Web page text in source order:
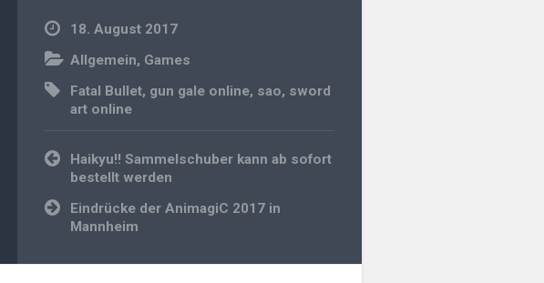
18. August 2017
Allgemein, Games
Fatal Bullet, gun gale online, sao, sword
art online
Beitragsnavigation
Haikyu!! Sammelschuber kann ab sofort
bestellt werden
Eindrücke der AnimagiC 2017 in
Mannheim